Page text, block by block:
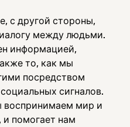
с другой стороны,
между людьми.
информацией,
то, как мы
посредством
сигналов.
воспринимаем мир и
помогает нам